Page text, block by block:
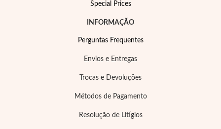
EC Lover
Special Prices
INFORMAÇÃO
Perguntas Frequentes
Envios e Entregas
Trocas e Devoluções
Métodos de Pagamento
Resolução de Litígios